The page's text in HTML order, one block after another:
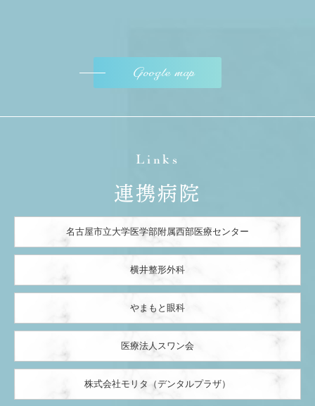
Google map
Links
連携病院
名古屋市立大学医学部附属西部医療センター
横井整形外科
やまもと眼科
医療法人スワン会
株式会社モリタ（デンタルプラザ）